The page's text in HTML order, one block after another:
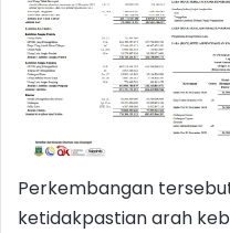
Perkembangan
ketidakpastian arah